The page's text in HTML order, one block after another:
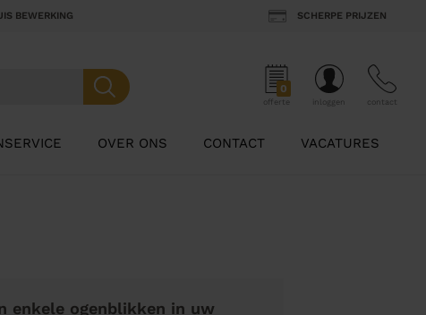
BEWERKING SCHERPE PRIJZEN
0
offerte inloggen contact
OVER ONS CONTACT VACATURES
enkele ogenblikken in uw